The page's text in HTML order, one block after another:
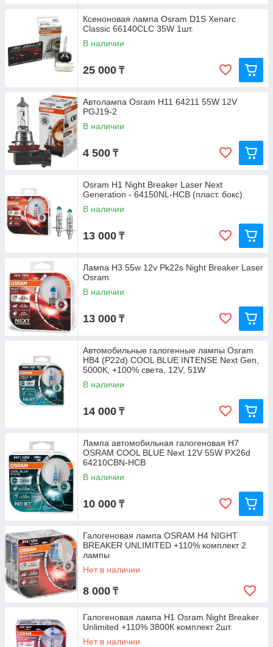
Ксеноновая лампа Osram D1S Xenarc
Classic 66140CLC 35W 1шт.
В наличии
25 000 ₸
Автолампа Osram H11 64211 55W 12V
PGJ19-2
В наличии
4 500 ₸
Osram H1 Night Breaker Laser Next
Generation - 64150NL-HCB (пласт. бокс)
В наличии
13 000 ₸
Лампа H3 55w 12v Pk22s Night Breaker Laser
Osram
В наличии
13 000 ₸
Автомобильные галогенные лампы Osram
HB4 (P22d) COOL BLUE INTENSE Next Gen,
5000К, +100% света, 12V, 51W
В наличии
14 000 ₸
Лампа автомобильная галогеновая H7
OSRAM COOL BLUE Next 12V 55W PX26d
64210CBN-HCB
В наличии
10 000 ₸
Галогеновая лампа OSRAM H4 NIGHT
BREAKER UNLIMITED +110% комплект 2
лампы
Нет в наличии
8 000 ₸
Галогеновая лампа Н1 Osram Night Breaker
Unlimited +110% 3800К комплект 2шт.
Нет в наличии